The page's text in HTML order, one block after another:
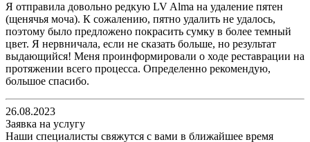
Я отправила довольно редкую LV Alma на удаление пятен
(щенячья моча). К сожалению, пятно удалить не удалось,
поэтому было предложено покрасить сумку в более темный
цвет. Я нервничала, если не сказать больше, но результат
выдающийся! Меня проинформировали о ходе реставрации на
протяжении всего процесса. Определенно рекомендую,
большое спасибо.
26.08.2023
Заявка на услугу
Наши специалисты свяжутся с вами в ближайшее время